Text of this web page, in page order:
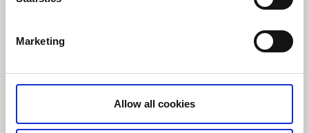
Marketing
Allow all cookies
Frukost
1255 kr/natt för 1 person